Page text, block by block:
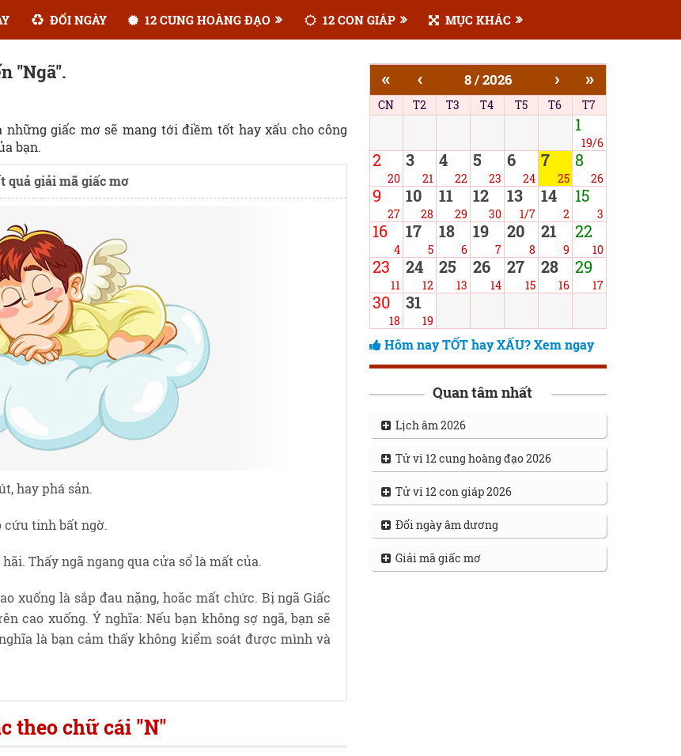
ĐỔI NGÀY 12 CUNG HOÀNG ĐẠO 12 CON GIÁP MỤC KHÁC
"Ngã".
giấc mơ sẽ mang tới điềm tốt hay xấu cho công
bạn.
quả giải mã giấc mơ
hay phá sản.
cứu tinh bất ngờ.
Thấy ngã ngang qua cửa sổ là mất của.
xuống là sắp đau nặng, hoăc mất chức. Bị ngã Giấc
cao xuống. Ý nghĩa: Nếu bạn không sợ ngã, bạn sẽ
là bạn cảm thấy không kiểm soát được mình và
theo chữ cái "N"
« ‹ 8 / 2026 › »
CN T2 T3 T4 T5 T6 T7
1
19/6
2
20
3
21
4
22
5
23
6
24
7
25
8
26
9
27
10
28
11
29
12
30
13
1/7
14
2
15
3
16
4
17
5
18
6
19
7
20
8
21
9
22
10
23
11
24
12
25
13
26
14
27
15
28
16
29
17
30
18
31
19
Hôm nay TỐT hay XẤU? Xem ngay
Quan tâm nhất
Lịch âm 2026
Tử vi 12 cung hoàng đạo 2026
Tử vi 12 con giáp 2026
Đổi ngày âm dương
Giải mã giấc mơ